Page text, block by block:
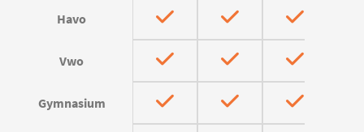
Havo
Vwo
Gymnasium